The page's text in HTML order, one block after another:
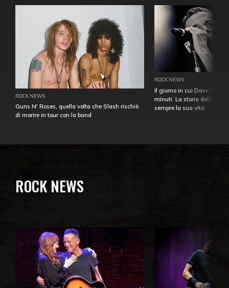
ROCK NEWS
Guns N' Roses, quella volta che Slash rischiò
di morire in tour con la band
ROCK NEWS
Il giorno in cui Dave
minuti. La storia
sempre la sua vita
ROCK NEWS